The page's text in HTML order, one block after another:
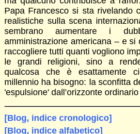
Papa Francesco si sta rivelando
realistiche sulla scena
sembrano aumentare i
amministrazione americana – e si
raccogliere tutti quanti vogliono
le grandi religioni, sino a
qualcosa che è esattamente
millennio ha bisogno: la sconfitta
'espulsione' dall’orizzonte ordinario
[Blog, indice cronologico]
[Blog, indice alfabetico]